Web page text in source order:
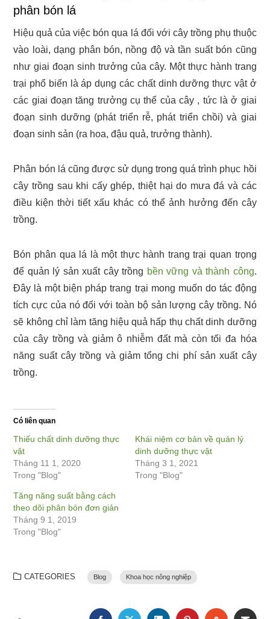
phân bón lá
Hiệu quả của việc bón qua lá đối với cây trồng phụ thuộc
vào loài, dạng phân bón, nồng độ và tần suất bón cũng
như giai đoạn sinh trưởng của cây. Một thực hành trang
trại phổ biến là áp dụng các chất dinh dưỡng thực vật ở
các giai đoạn tăng trưởng cụ thể của cây , tức là ở giai
đoạn sinh dưỡng (phát triển rễ, phát triển chồi) và giai
đoạn sinh sản (ra hoa, đậu quả, trưởng thành).
Phân bón lá cũng được sử dụng trong quá trình phục hồi
cây trồng sau khi cấy ghép, thiệt hại do mưa đá và các
điều kiện thời tiết xấu khác có thể ảnh hưởng đến cây
trồng.
Bón phân qua lá là một thực hành trang trại quan trọng
để quản lý sản xuất cây trồng bền vững và thành công.
Đây là một biện pháp trang trại mong muốn do tác động
tích cực của nó đối với toàn bộ sản lượng cây trồng. Nó
sẽ không chỉ làm tăng hiệu quả hấp thụ chất dinh dưỡng
của cây trồng và giảm ô nhiễm đất mà còn tối đa hóa
năng suất cây trồng và giảm tổng chi phí sản xuất cây
trồng.
Có liên quan
Thiếu chất dinh dưỡng thực
vật
Tháng 11 1, 2020
Trong "Blog"
Khái niệm cơ bản về quản lý
dinh dưỡng thực vật
Tháng 3 1, 2021
Trong "Blog"
Tăng năng suất bằng cách
theo dõi phân bón đơn giản
Tháng 9 1, 2019
Trong "Blog"
CATEGORIES Blog Khoa học nông nghiệp